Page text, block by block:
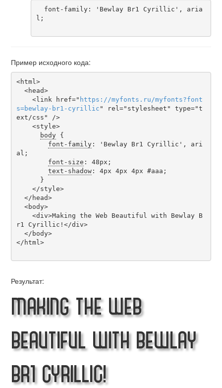
l;
Пример исходного кода:
<html>
    <link href="
https ://myfonts . ru /myfonts?font
s=bewlay-br1-cyrillic " rel="stylesheet" type="t
ext/css" />
body {
font-family: 'Bewlay Br1 Cyrillic', ari
al;
font-size : 48px;
text-shadow: 4px 4px 4px #aaa;
r1 Cyrillic!</div>
</html>
Результат:
Making the Web
Beautiful with Bewlay
Br1 Cyrillic!